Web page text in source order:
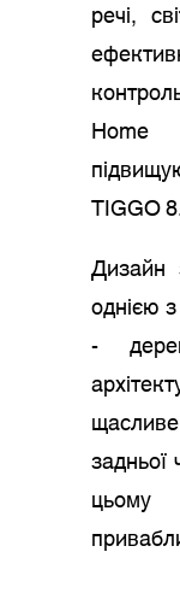
речі,
Home
TIGGO
Дизайн
однією
-
цьому